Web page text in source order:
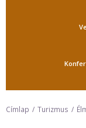
Címlap Turizmus